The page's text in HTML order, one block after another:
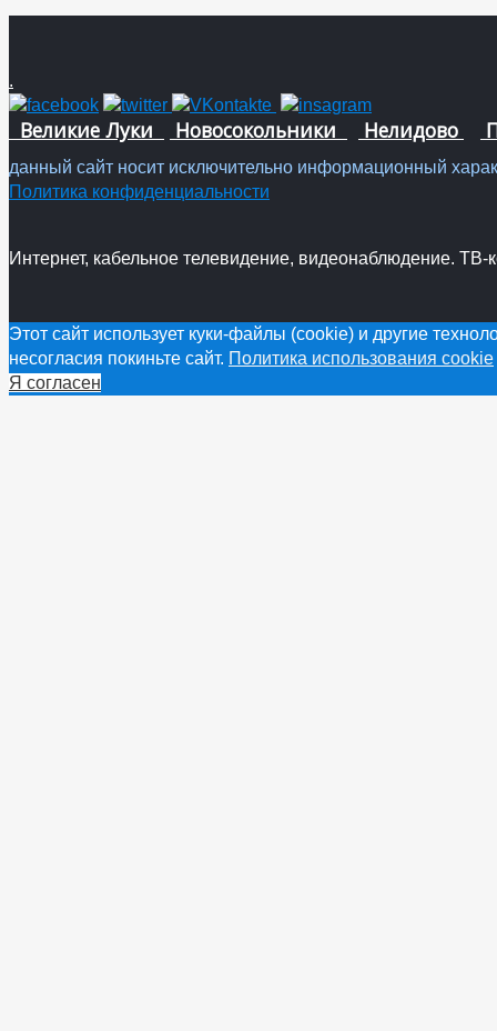
.
Великие Луки Новосокольники Нелидово
данный сайт носит исключительно информационный
Политика конфиденциальности
Интернет, кабельное телевидение, видеонаблюдение.
Этот сайт использует куки-файлы (cookie) и другие
несогласия покиньте сайт. Политика использования cookie
Я согласен